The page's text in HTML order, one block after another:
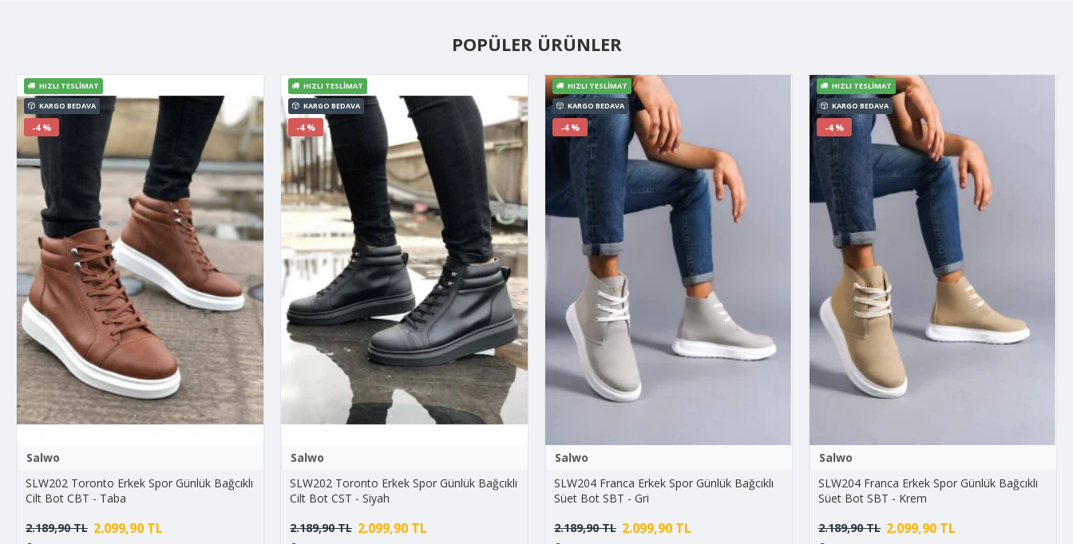
POPÜLER ÜRÜNLER
KARGO BEDAVA
HIZLI TESLIMAT
-4 %
Salwo
SLW202 Toronto Erkek Spor Günlük Bağcıklı
Cilt Bot CBT - Taba
2.099,90 TL
2.189,90 TL
KARGO BEDAVA
HIZLI TESLIMAT
-4 %
Salwo
SLW202 Toronto Erkek Spor Günlük Bağcıklı
Cilt Bot CST - Siyah
2.099,90 TL
2.189,90 TL
KARGO BEDAVA
HIZLI TESLIMAT
-4 %
Salwo
SLW204 Franca Erkek Spor Günlük Bağcıklı
Süet Bot SBT - Gri
2.099,90 TL
2.189,90 TL
KARGO BEDAVA
HIZLI TESLIMAT
-4 %
Salwo
SLW204 Franca Erkek Spor Günlük Bağcıklı
Süet Bot SBT - Krem
2.099,90 TL
2.189,90 TL